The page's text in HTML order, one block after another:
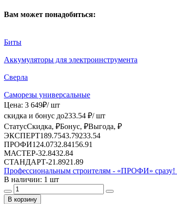
Вам может понадобиться:
Биты
Аккумуляторы для электроинструмента
Сверла
Саморезы универсальные
Цена: 3 649₽/ шт
скидка и бонус до233.54 ₽/ шт
СтатусСкидка, ₽Бонус, ₽Выгода, ₽
ЭКСПЕРТ189.7543.79233.54
ПРОФИ124.0732.84156.91
МАСТЕР-32.8432.84
СТАНДАРТ-21.8921.89
Профессиональным строителям - «ПРОФИ» сразу!
В наличии: 1 шт
В корзину